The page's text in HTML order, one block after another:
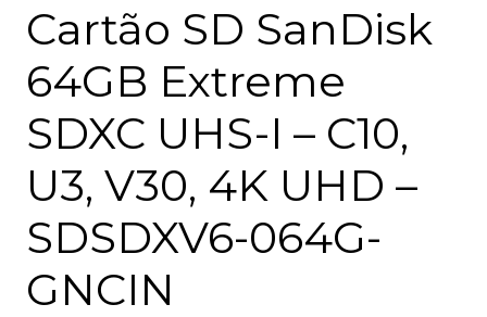
Cartão SD SanDisk
64GB Extreme
SDXC UHS-I – C10,
U3, V30, 4K UHD –
SDSDXV6-064G-
GNCIN